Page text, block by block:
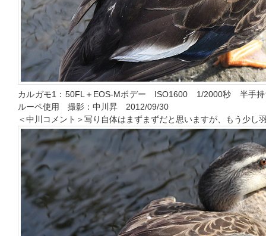
カルガモ1：50FL＋EOS-Mボデー ISO1600 1/2000秒 半手
ルーペ使用 撮影：中川昇 2012/09/30
＜中川コメント＞写り自体はまずまずだと思いますが、もう少し